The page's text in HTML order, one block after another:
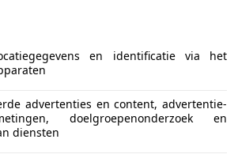
koplampen|
en identificatie via het
advertenties en content, advertentie-
doelgroepenonderzoek en
diensten